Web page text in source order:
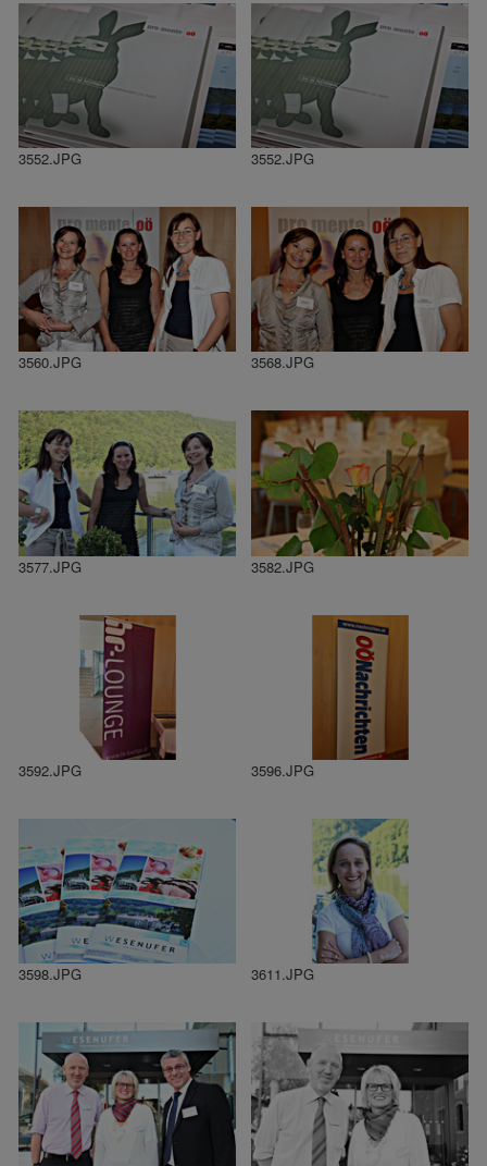
3552.JPG 3552.JPG
3560.JPG 3568.JPG
3577.JPG 3582.JPG
3592.JPG 3596.JPG
3598.JPG 3611.JPG